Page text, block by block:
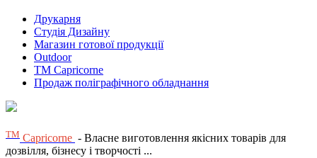
Друкарня
Студія Дизайну
Магазин готової продукції
Outdoor
TM Capricorne
Продаж поліграфічного обладнання
ТМ Capricorne - Власне виготовлення якісних товарів для
дозвілля, бізнесу і творчості ...